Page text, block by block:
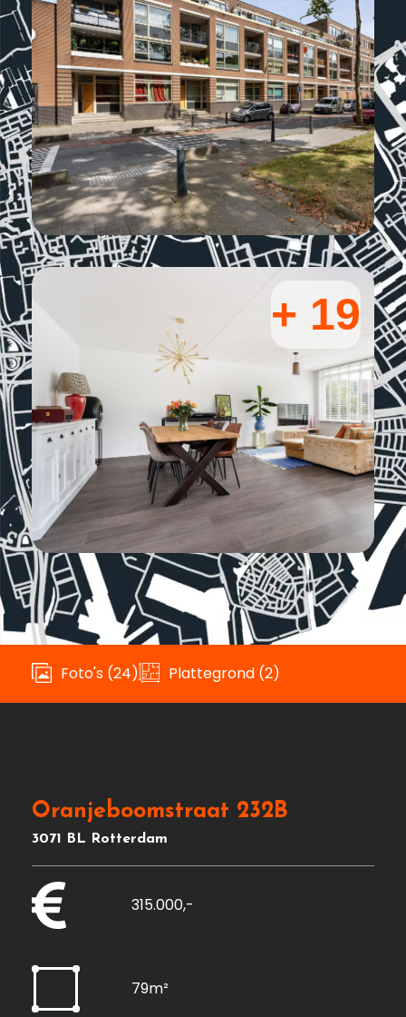
Foto's (24) Plattegrond (2)
Oranjeboomstraat 232B
3071 BL Rotterdam
315.000,-
79m²